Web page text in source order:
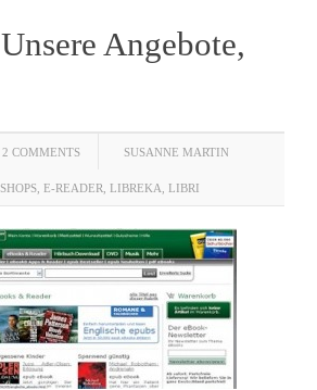
Angebote,
2 COMMENTS SUSANNE MARTIN
E-READER LIBREKA LIBRI